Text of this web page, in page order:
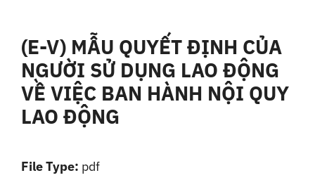
Chia Sẻ Chuyên Môn
Tin tức
(E-V) MẪU QUYẾT ĐỊNH CỦA
NGƯỜI SỬ DỤNG LAO ĐỘNG
VỀ VIỆC BAN HÀNH NỘI QUY
LAO ĐỘNG
File Type: pdf